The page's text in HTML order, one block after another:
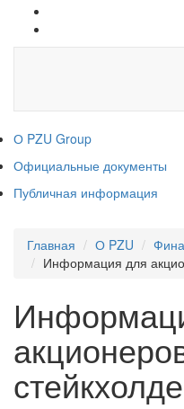
О PZU Group
Официальные документы
Публичная информация
Главная
О PZU
Информация для